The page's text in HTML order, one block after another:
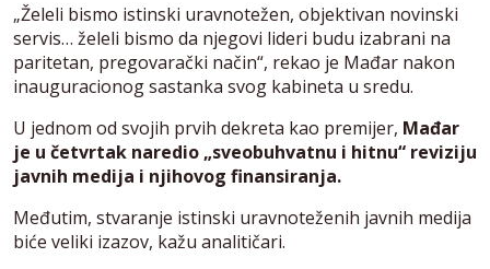
„Želeli bismo istinski uravnotežen, objektivan novinski
servis… želeli bismo da njegovi lideri budu izabrani na
paritetan, pregovarački način“, rekao je Mađar nakon
inauguracionog sastanka svog kabineta u sredu.
U jednom od svojih prvih dekreta kao premijer, Mađar
je u četvrtak naredio „sveobuhvatnu i hitnu“ reviziju
javnih medija i njihovog finansiranja.
Međutim, stvaranje istinski uravnoteženih javnih medija
biće veliki izazov, kažu analitičari.